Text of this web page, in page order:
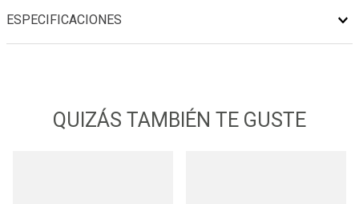
ESPECIFICACIONES
QUIZÁS TAMBIÉN TE GUSTE